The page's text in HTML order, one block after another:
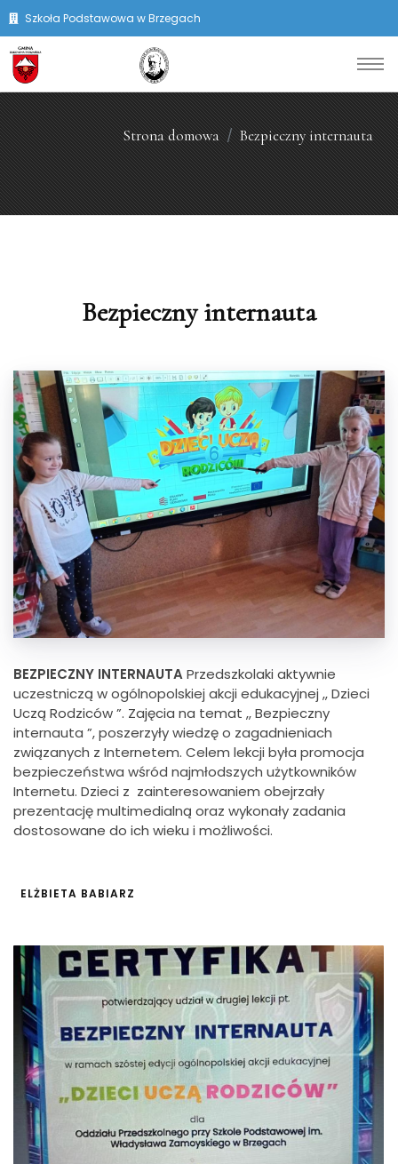
Szkoła Podstawowa w Brzegach
Strona domowa Bezpieczny internauta
Bezpieczny internauta
BEZPIECZNY INTERNAUTAPrzedszkolaki aktywnie
uczestniczą w ogólnopolskiej akcji edukacyjnej ,, Dzieci
Uczą Rodziców ”. Zajęcia na temat ,, Bezpieczny
internauta ”, poszerzyły wiedzę o zagadnieniach
związanych z Internetem. Celem lekcji była promocja
bezpieczeństwa wśród najmłodszych użytkowników
Internetu. Dzieci z zainteresowaniem obejrzały
prezentację multimedialną oraz wykonały zadania
dostosowane do ich wieku i możliwości.
ELŻBIETA BABIARZ